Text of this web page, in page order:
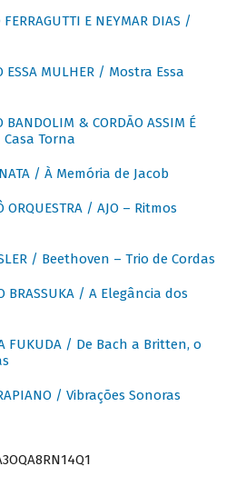
E NEYMAR DIAS /
ESSA MULHER / Mostra Essa
BANDOLIM & CORDÃO ASSIM É
Casa Torna
/ À Memória de Jacob
ORQUESTRA / AJO – Ritmos
/ Beethoven – Trio de Cordas
BRASSUKA / A Elegância dos
FUKUDA / De Bach a Britten, o
/ Vibrações Sonoras